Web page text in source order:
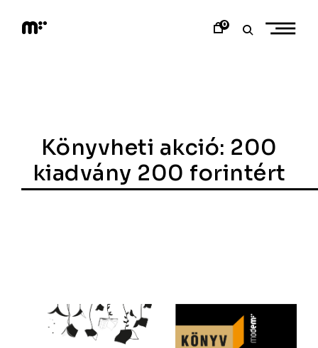
content
0
Könyvheti akció: 200
kiadvány 200 forintért